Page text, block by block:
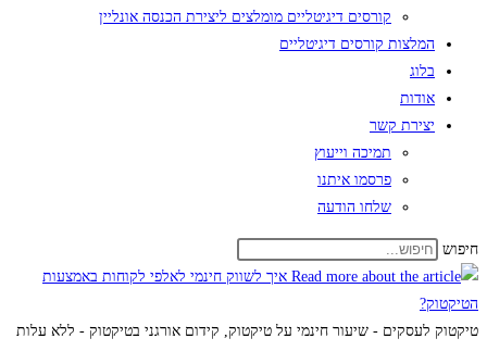
קורסים דיגיטליים מומלצים ליצירת הכנסה אונליין
המלצות קורסים דיגיטליים
בלוג
אודות
יצירת קשר
תמיכה וייעוץ
פרסמו איתנו
שלחו הודעה
חיפוש
טיקטוק לעסקים - שיעור חינמי על טיקטוק, קידום אורגני בטיקטוק - ללא עלות